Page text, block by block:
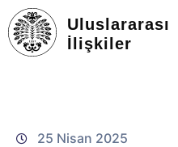
Uluslararası
İlişkiler
PERSONEL
25 Nisan 2025